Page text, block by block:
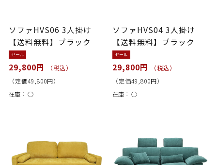
ソファHVS06 3人掛け
【送料無料】ブラック
セール
29,800円
（税込）
（定価49,800円）
在庫： ○
ソファHVS04 3人掛け
【送料無料】ブラック
セール
29,800円
（税込）
（定価49,800円）
在庫：○